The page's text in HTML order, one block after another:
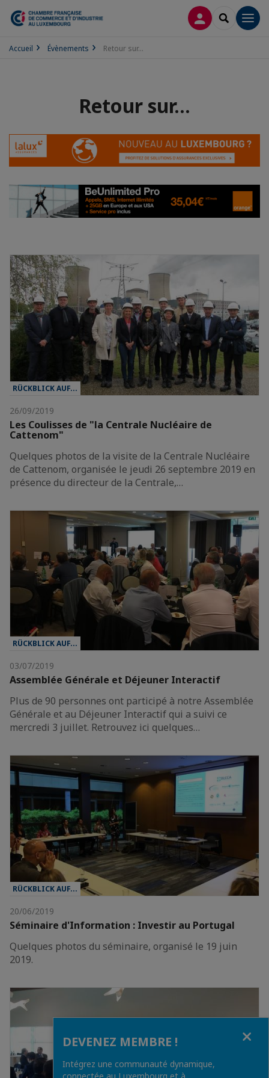
CONNEXION
Accueil Évènements Retour sur...
Retour sur...
RÜCKBLICK AUF...
26/09/2019
Les Coulisses de "la Centrale Nucléaire de
Cattenom"
Quelques photos de la visite de la Centrale Nucléaire
de Cattenom, organisée le jeudi 26 septembre 2019 en
présence du directeur de la Centrale,…
RÜCKBLICK AUF...
03/07/2019
Assemblée Générale et Déjeuner Interactif
Plus de 90 personnes ont participé à notre Assemblée
Générale et au Déjeuner Interactif qui a suivi ce
mercredi 3 juillet. Retrouvez ici quelques…
RÜCKBLICK AUF...
20/06/2019
Séminaire d'Information : Investir au Portugal
Quelques photos du séminaire, organisé le 19 juin
2019.
DEVENEZ MEMBRE !
Intégrez une communauté dynamique,